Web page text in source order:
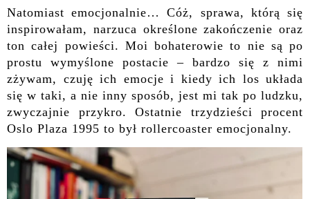
Natomiast emocjonalnie… Cóż, sprawa, którą się
inspirowałam, narzuca określone zakończenie oraz
ton całej powieści. Moi bohaterowie to nie są po
prostu wymyślone postacie – bardzo się z nimi
zżywam, czuję ich emocje i kiedy ich los układa
się w taki, a nie inny sposób, jest mi tak po ludzku,
zwyczajnie przykro. Ostatnie trzydzieści procent
Oslo Plaza 1995 to był rollercoaster emocjonalny.